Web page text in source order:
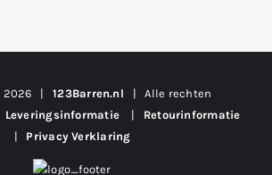
2026 |123Barren.nl | Alle rechten
Leveringsinformatie | Retourinformatie
| Privacy Verklaring